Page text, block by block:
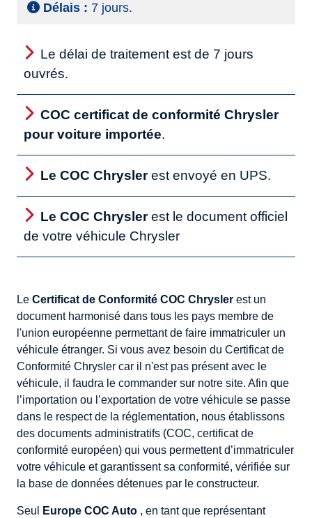
Délais : 7 jours.
Le délai de traitement est de 7 jours
ouvrés.
COC certificat de conformité Chrysler
pour voiture importée.
Le COC Chryslerest envoyé en UPS.
Le COC Chryslerest le document officiel
de votre véhicule Chrysler
Le Certificat de Conformité COC Chrysler est un
document harmonisé dans tous les pays membre de
l'union européenne permettant de faire immatriculer un
véhicule étranger. Si vous avez besoin du Certificat de
Conformité Chrysler car il n'est pas présent avec le
véhicule, il faudra le commander sur notre site. Afin que
l’importation ou l’exportation de votre véhicule se passe
dans le respect de la réglementation, nous établissons
des documents administratifs (COC, certificat de
conformité européen) qui vous permettent d’immatriculer
votre véhicule et garantissent sa conformité, vérifiée sur
la base de données détenues par le constructeur.
Seul Europe COC Auto, en tant que représentant